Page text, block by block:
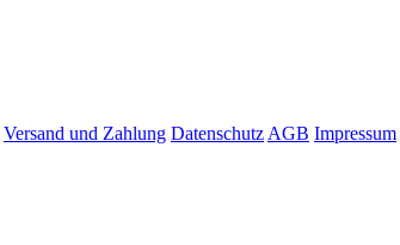
Versand und Zahlung DatenschutzAGB Impressum